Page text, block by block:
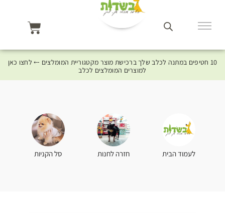
10 חטיפים במתנה לכלב שלך ברכישת מוצר מקטגוריית המומלצים ⤎ לחצו כאן
למוצרים המומלצים לכלב
לעמוד הבית חזרה לחנות סל הקניות